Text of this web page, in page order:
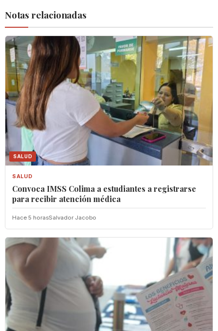
Notas relacionadas
SALUD
SALUD
Convoca IMSS Colima a estudiantes a registrarse
para recibir atención médica
Hace 5 horasSalvador Jacobo